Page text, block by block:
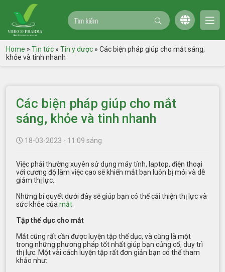
Home » Tin tức » Tin y dược » Các biện pháp giúp cho mắt sáng,
khỏe và tinh nhanh
Các biện pháp giúp cho mắt
sáng, khỏe và tinh nhanh
18-03-2023 - 11:09 sáng
Việc phải thường xuyên sử dụng máy tính, laptop, điện thoại
với cương độ làm việc cao sẽ khiến mắt bạn luôn bị mỏi và dễ
giảm thị lực.
Những bí quyết dưới đây sẽ giúp bạn có thể cải thiện thị lực và
sức khỏe của mắt
Tập thể dục cho mắt
Mắt cũng rất cần được luyện tập thể dục, và cũng là một
trong những phương pháp tốt nhất giúp bạn củng cố, duy trì
thị lực. Một vài cách luyện tập rất đơn giản bạn có thể tham
khảo như: